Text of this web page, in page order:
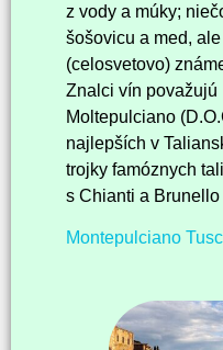
z vody a múky;
šošovicu a med,
(celosvetovo)
Znalci vín
Moltepulciano
najlepších v
trojky famóznych
s Chianti a
Montepulciano